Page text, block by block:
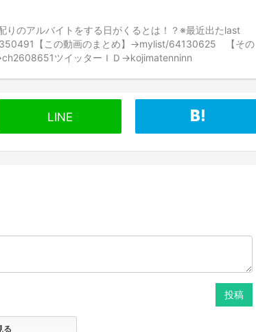
りのアルバイトをする日がくるとは！？※最近出たlast
【この動画のまとめ】→mylist/64130625 【その
ツイッターＩＤ→kojimatenninn
LINE
投稿
る